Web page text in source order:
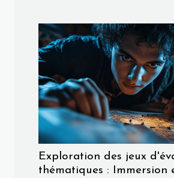
Exploration des jeux
thématiques : Immersion